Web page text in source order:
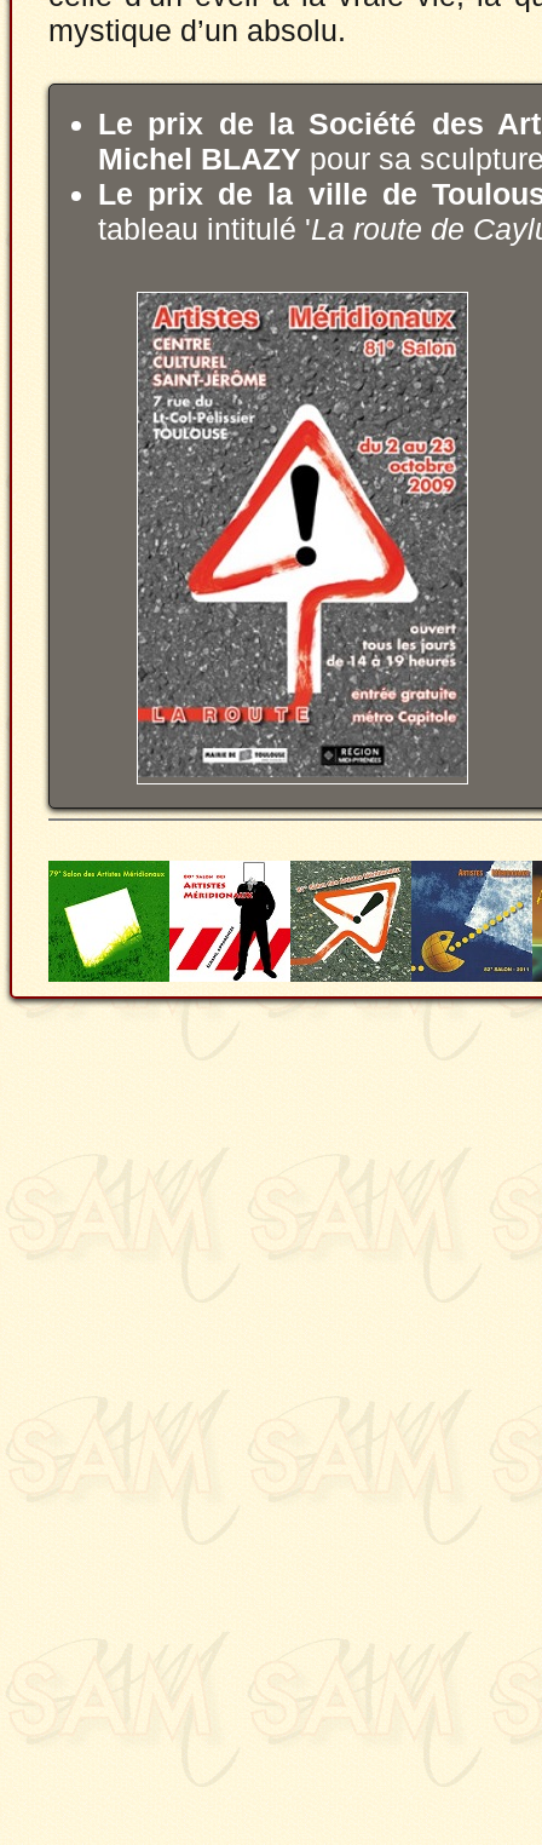
mystique d’un absolu.
Le prix de la Société des
Michel BLAZY pour sa
Le prix de la ville de
tableau intitulé 'La route de